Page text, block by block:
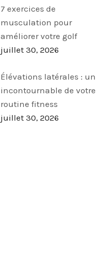
7 exercices de
musculation pour
améliorer votre golf
juillet 30, 2026
Élévations latérales : un
incontournable de votre
routine fitness
juillet 30, 2026